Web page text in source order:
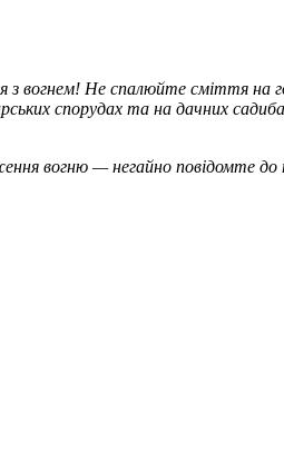
з вогнем! Не спалюйте сміття на
спорудах та на дачних
вогню — негайно повідомте